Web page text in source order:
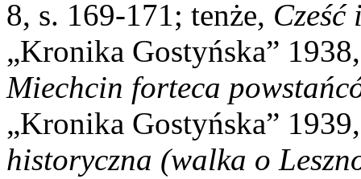
8, s. 169-171; tenże, Cześć
„Kronika Gostyńska”
Miechcin forteca
„Kronika Gostyńska”
historyczna (walka o